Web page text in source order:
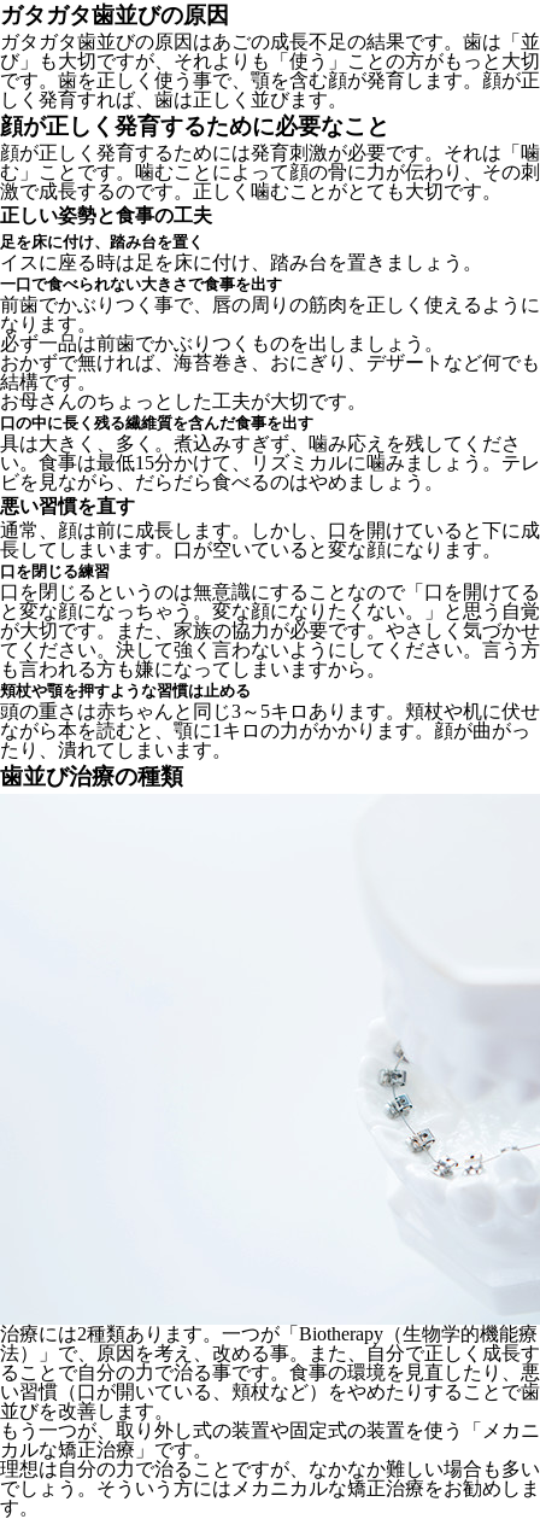
ガタガタ歯並びの原因
ガタガタ歯並びの原因はあごの成長不足の結果です。歯は「並
び」も大切ですが、それよりも「使う」ことの方がもっと大切
です。歯を正しく使う事で、顎を含む顔が発育します。顔が正
しく発育すれば、歯は正しく並びます。
顔が正しく発育するために必要なこと
顔が正しく発育するためには発育刺激が必要です。それは「噛
む」ことです。噛むことによって顔の骨に力が伝わり、その刺
激で成長するのです。正しく噛むことがとても大切です。
正しい姿勢と食事の工夫
足を床に付け、踏み台を置く
イスに座る時は足を床に付け、踏み台を置きましょう。
一口で食べられない大きさで食事を出す
前歯でかぶりつく事で、唇の周りの筋肉を正しく使えるように
なります。
必ず一品は前歯でかぶりつくものを出しましょう。
おかずで無ければ、海苔巻き、おにぎり、デザートなど何でも
結構です。
お母さんのちょっとした工夫が大切です。
口の中に長く残る繊維質を含んだ食事を出す
具は大きく、多く。煮込みすぎず、噛み応えを残してくださ
い。食事は最低15分かけて、リズミカルに噛みましょう。テレ
ビを見ながら、だらだら食べるのはやめましょう。
悪い習慣を直す
通常、顔は前に成長します。しかし、口を開けていると下に成
長してしまいます。口が空いていると変な顔になります。
口を閉じる練習
口を閉じるというのは無意識にすることなので「口を開けてる
と変な顔になっちゃう。変な顔になりたくない。」と思う自覚
が大切です。また、家族の協力が必要です。やさしく気づかせ
てください。決して強く言わないようにしてください。言う方
も言われる方も嫌になってしまいますから。
頬杖や顎を押すような習慣は止める
頭の重さは赤ちゃんと同じ3～5キロあります。頬杖や机に伏せ
ながら本を読むと、顎に1キロの力がかかります。顔が曲がっ
たり、潰れてしまいます。
歯並び治療の種類
治療には2種類あります。一つが「Biotherapy（生物学的機能療
法）」で、原因を考え、改める事。また、自分で正しく成長す
ることで自分の力で治る事です。食事の環境を見直したり、悪
い習慣（口が開いている、頬杖など）をやめたりすることで歯
並びを改善します。
もう一つが、取り外し式の装置や固定式の装置を使う「メカニ
カルな矯正治療」です。
理想は自分の力で治ることですが、なかなか難しい場合も多い
でしょう。そういう方にはメカニカルな矯正治療をお勧めしま
す。